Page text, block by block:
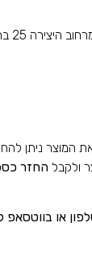
היצירה 25 ברמת גן.
ניתן
החזר
בווטסאפ למספר